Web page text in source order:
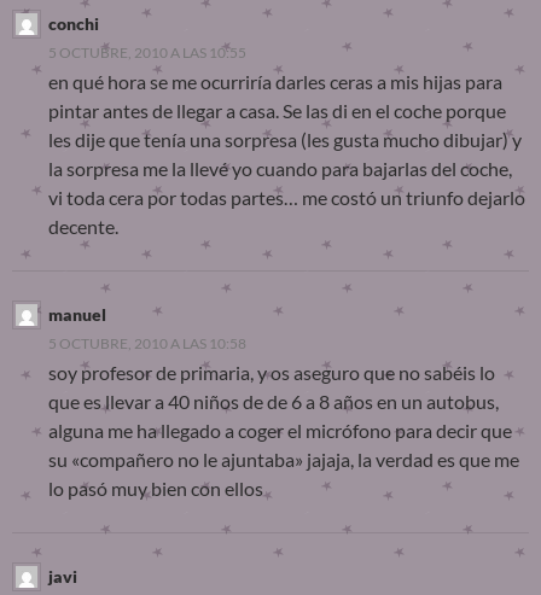
conchi
5 OCTUBRE, 2010 A LAS 10:55
en qué hora se me ocurriría darles ceras a mis hijas para
pintar antes de llegar a casa. Se las di en el coche porque
les dije que tenía una sorpresa (les gusta mucho dibujar) y
la sorpresa me la llevé yo cuando para bajarlas del coche,
vi toda cera por todas partes… me costó un triunfo dejarlo
decente.
manuel
5 OCTUBRE, 2010 A LAS 10:58
soy profesor de primaria, y os aseguro que no sabéis lo
que es llevar a 40 niños de de 6 a 8 años en un autobus,
alguna me ha llegado a coger el micrófono para decir que
su «compañero no le ajuntaba» jajaja, la verdad es que me
lo pasó muy bien con ellos
javi